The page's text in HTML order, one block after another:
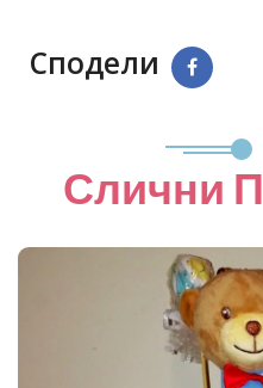
Сподели
Слични